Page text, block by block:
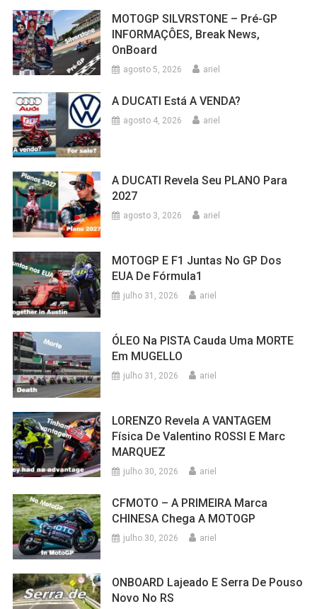
MOTOGP SILVRSTONE – Pré-GP
INFORMAÇÔES, Break News,
OnBoard
agosto 5, 2026 ariel
A DUCATI Está A VENDA?
agosto 4, 2026 ariel
A DUCATI Revela Seu PLANO Para
2027
agosto 3, 2026 ariel
MOTOGP E F1 Juntas No GP Dos
EUA De Fórmula1
julho 31, 2026 ariel
ÓLEO Na PISTA Cauda Uma MORTE
Em MUGELLO
julho 31, 2026 ariel
LORENZO Revela A VANTAGEM
Física De Valentino ROSSI E Marc
MARQUEZ
julho 30, 2026 ariel
CFMOTO – A PRIMEIRA Marca
CHINESA Chega A MOTOGP
julho 30, 2026 ariel
ONBOARD Lajeado E Serra De Pouso
Novo No RS